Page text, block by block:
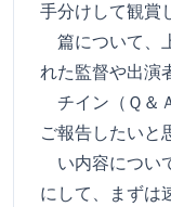
手分けして観賞
篇について、
れた監督や出演
チイン（Ｑ＆
ご報告したいと
い内容につい
にして、まずは